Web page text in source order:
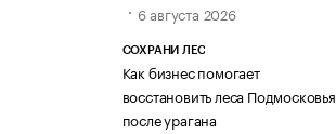
6 августа 2026
СОХРАНИ ЛЕС
Как бизнес помогает
восстановить леса Подмосковья
после урагана